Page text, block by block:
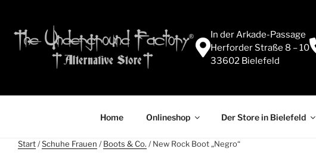
In der Arkade-Passage
Herforder Straße 8 – 10
33602 Bielefeld
Home Onlineshop Der Store in Bielefeld
Start/Schuhe Frauen /Boots & Co. / New Rock Boot „Negro“